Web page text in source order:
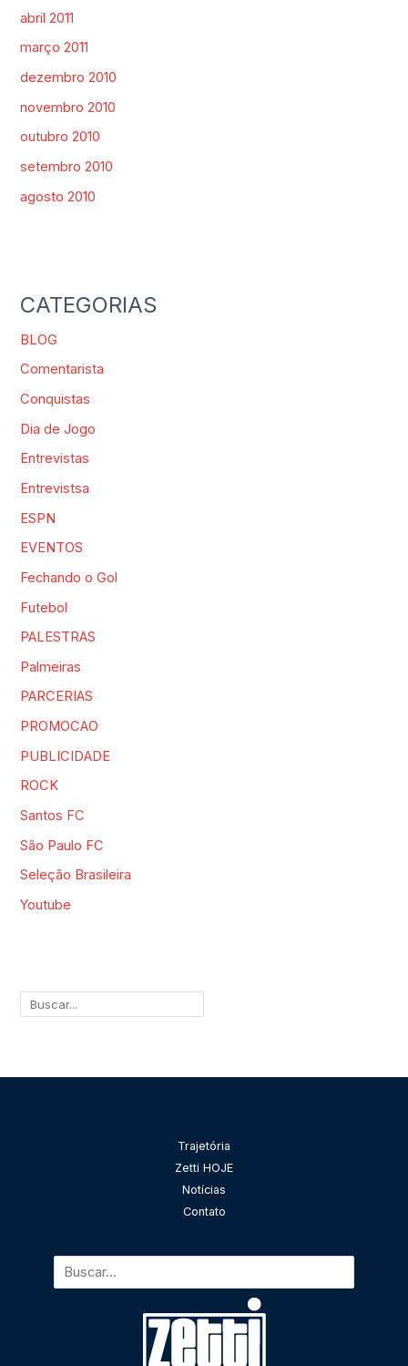
abril 2011
março 2011
dezembro 2010
novembro 2010
outubro 2010
setembro 2010
agosto 2010
CATEGORIAS
BLOG
Comentarista
Conquistas
Dia de Jogo
Entrevistas
Entrevistsa
ESPN
EVENTOS
Fechando o Gol
Futebol
PALESTRAS
Palmeiras
PARCERIAS
PROMOCAO
PUBLICIDADE
ROCK
Santos FC
São Paulo FC
Seleção Brasileira
Youtube
Trajetória
Zetti HOJE
Notícias
Contato
Pesquisar